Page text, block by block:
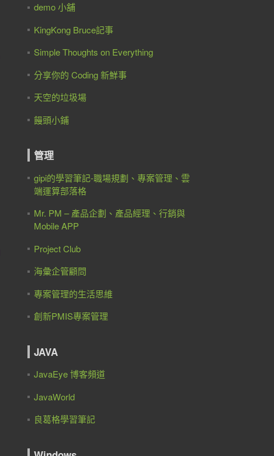
demo 小舖
KingKong Bruce記事
Simple Thoughts on Everything
分享你的 Coding 新鮮事
天空的垃圾場
饅頭小鋪
管理
gipi的學習筆記-職場規劃、專案管理、雲
端運算部落格
Mr. PM – 產品企劃、產品經理、行銷與
Mobile APP
Project Club
海彙企管顧問
專案管理的生活思維
創新PMIS專案管理
JAVA
JavaEye 博客頻道
JavaWorld
良葛格學習筆記